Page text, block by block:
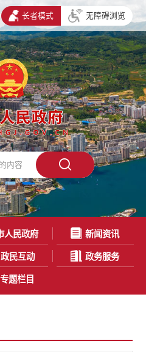
长者模式 无障碍浏览
人民政府 新闻资讯
政民互动 政务服务
专题栏目